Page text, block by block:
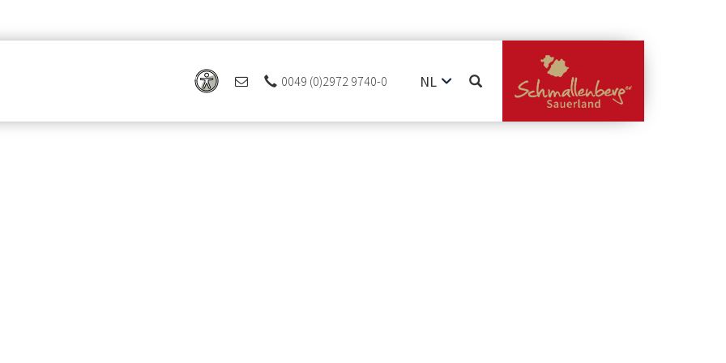
0049 (0)2972 9740-0
NL
EN